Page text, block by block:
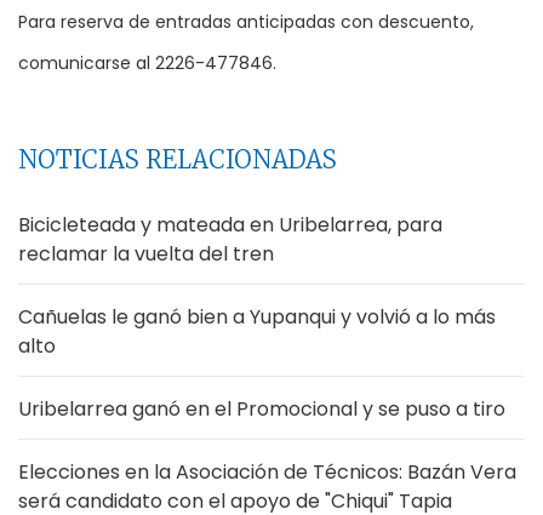
Para reserva de entradas anticipadas con descuento,
comunicarse al 2226-477846.
NOTICIAS RELACIONADAS
Bicicleteada y mateada en Uribelarrea, para
reclamar la vuelta del tren
Cañuelas le ganó bien a Yupanqui y volvió a lo más
alto
Uribelarrea ganó en el Promocional y se puso a tiro
Elecciones en la Asociación de Técnicos: Bazán Vera
será candidato con el apoyo de "Chiqui" Tapia